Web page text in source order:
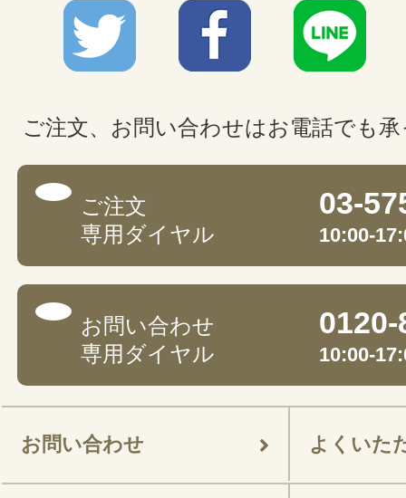
ご注文、お問い合わせはお電話でも
ご注文
専用ダイヤル
03-
10:00-
お問い合わせ
専用ダイヤル
10:00-
お問い合わせ よくいた